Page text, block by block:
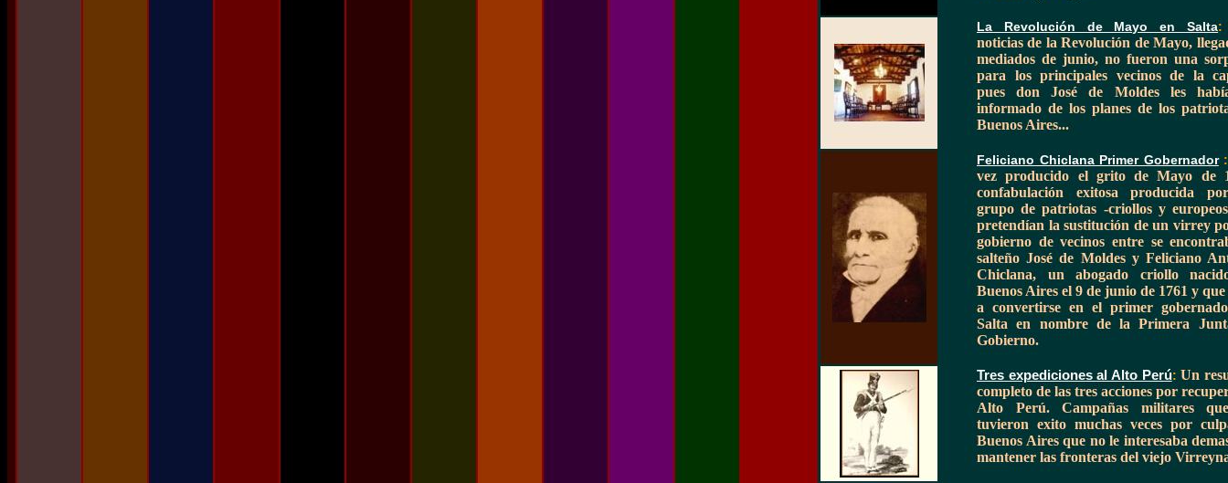
La Revolución de Mayo en Salta
noticias de la Revolución de Mayo,
mediados de junio, no fueron una
para los principales vecinos de la
pues don José de Moldes les
informado de los planes de los
Buenos Aires...
Feliciano Chiclana Primer Gobernador
vez producido el grito de Mayo de
confabulación exitosa producida
grupo de patriotas -criollos y
pretendían la sustitución de un virrey
gobierno de vecinos entre se
salteño José de Moldes y Feliciano
Chiclana, un abogado criollo
Buenos Aires el 9 de junio de 1761 y que
a convertirse en el primer
Salta en nombre de la Primera
Gobierno.
Tres expediciones al Alto Perú: Un
completo de las tres acciones por
Alto Perú. Campañas militares
tuvieron exito muchas veces por
Buenos Aires que no le interesaba
mantener las fronteras del viejo